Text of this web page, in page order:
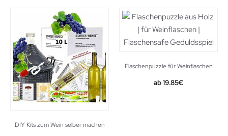
DIY Kits zum Wein selber machen
Flaschenpuzzle für Weinflaschen
19.85€